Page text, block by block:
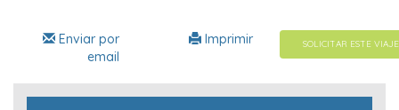
SOLICITAR ESTE VIAJE
Imprimir
Enviar por
email